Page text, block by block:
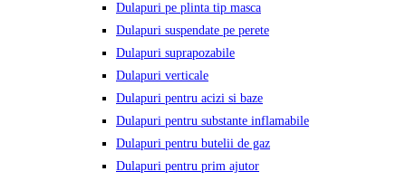
Dulapuri pe plinta tip masca
Dulapuri suspendate pe perete
Dulapuri suprapozabile
Dulapuri verticale
Dulapuri pentru acizi si baze
Dulapuri pentru substante inflamabile
Dulapuri pentru butelii de gaz
Dulapuri pentru prim ajutor